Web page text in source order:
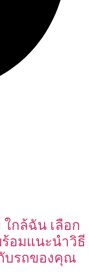
กล้ฉัน เลือก
อมแนะนำวิธี
บรถของคุณ